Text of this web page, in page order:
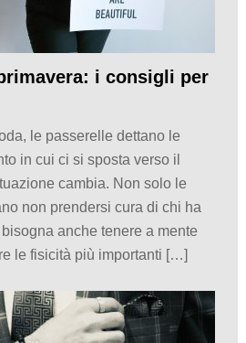
i consigli per
le passerelle dettano le
in cui ci si sposta verso il
cambia. Non solo le
non prendersi cura di chi ha
anche tenere a mente
le fisicità più importanti […]